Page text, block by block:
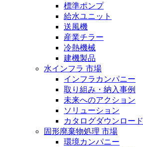
標準ポンプ
給水ユニット
送風機
産業チラー
冷熱機械
建機製品
水インフラ 市場
インフラカンパニー
取り組み・納入事例
未来へのアクション
ソリューション
カタログダウンロード
固形廃棄物処理 市場
環境カンパニー